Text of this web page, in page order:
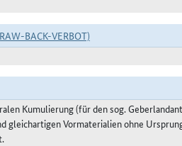
BACK-VERBOT)
Kumulierung (für den sog.
gleichartigen Vormaterialien ohne